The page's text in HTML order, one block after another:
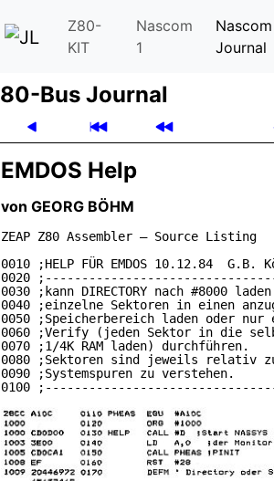
Z80-
KIT
Nascom
1
Nascom
Journal
80-Bus Journal
EMDOS Help
von GEORG BÖHM
ZEAP Z80 Assembler – Source Listing
0010 ;HELP FÜR EMDOS 10.12.84  G.B.
0020
0030 ;kann DIRECTORY nach #8000
0040 ;einzelne Sektoren in einen
0050 ;Speicherbereich laden oder nur
0060 ;Verify (jeden Sektor in die
0070 ;1/4K RAM laden) durchführen.
0080 ;Sektoren sind jeweils relativ
0090 ;Systemspuren zu verstehen.